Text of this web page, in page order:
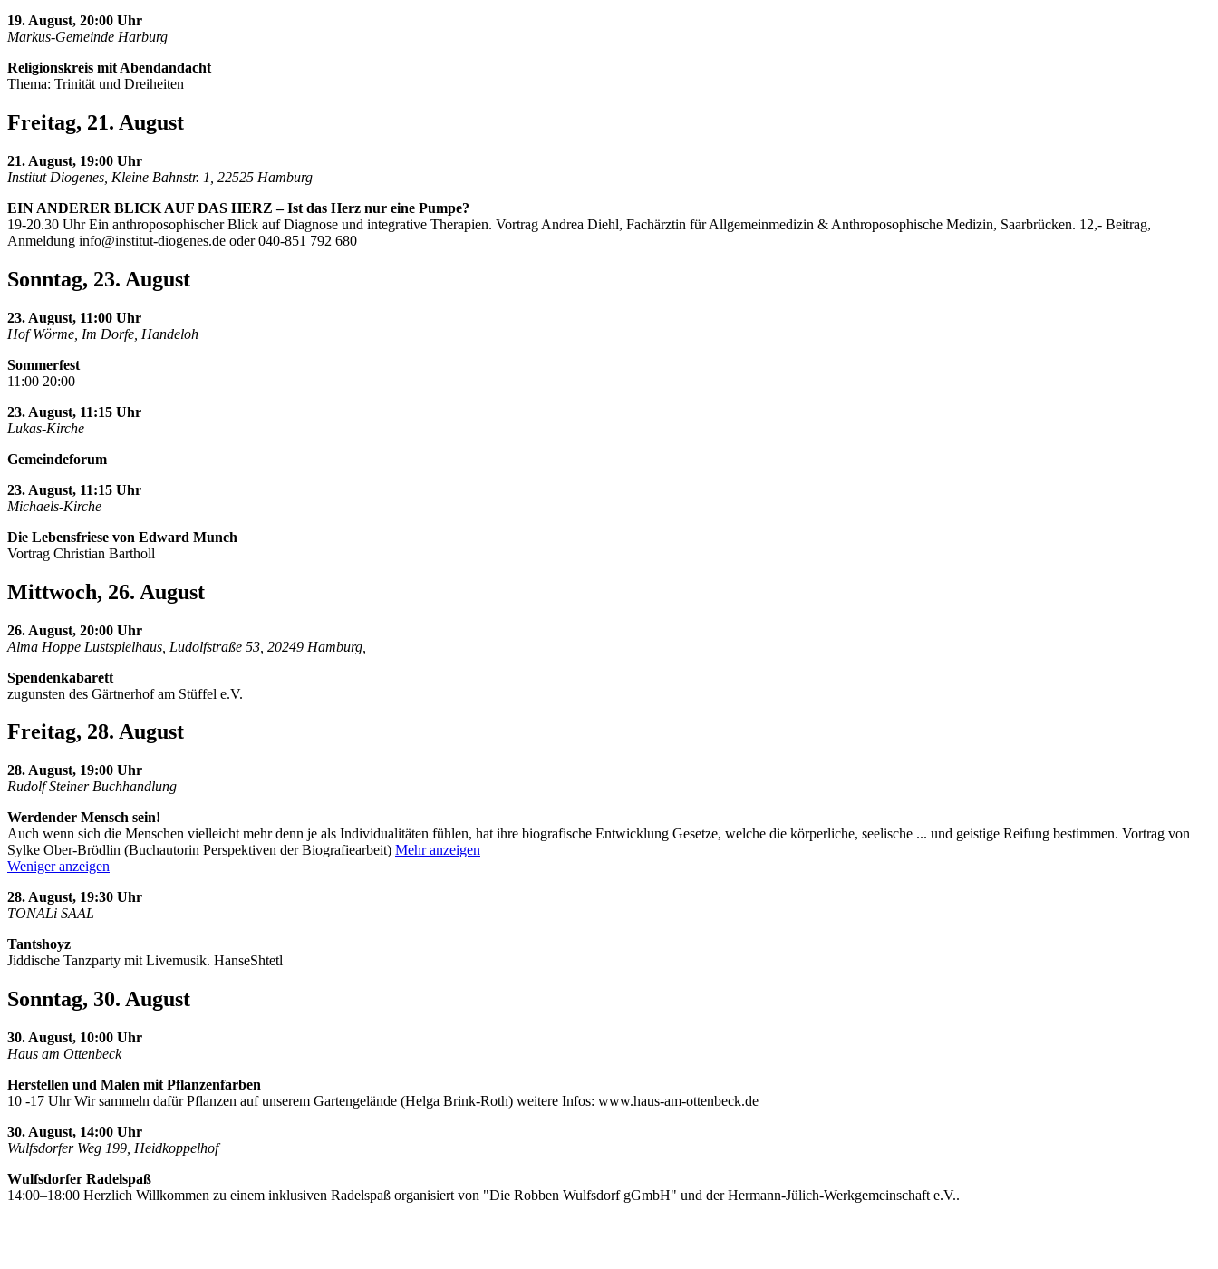
19. August, 20:00 Uhr
Markus-Gemeinde Harburg
Religionskreis mit Abendandacht
Thema: Trinität und Dreiheiten
Freitag, 21. August
21. August, 19:00 Uhr
Institut Diogenes, Kleine Bahnstr. 1, 22525 Hamburg
EIN ANDERER BLICK AUF DAS HERZ – Ist das Herz nur eine Pumpe?
19-20.30 Uhr Ein anthroposophischer Blick auf Diagnose und integrative Therapien. Vortrag Andrea Diehl, Fachärztin für Allgemeinmedizin & Anthroposophische Medizin, Saarbrücken. 12,- Beitrag,
Anmeldung info@institut-diogenes.de oder 040-851 792 680
Sonntag, 23. August
23. August, 11:00 Uhr
Hof Wörme, Im Dorfe, Handeloh
Sommerfest
11:00 20:00
23. August, 11:15 Uhr
Lukas-Kirche
Gemeindeforum
23. August, 11:15 Uhr
Michaels-Kirche
Die Lebensfriese von Edward Munch
Vortrag Christian Bartholl
Mittwoch, 26. August
26. August, 20:00 Uhr
Alma Hoppe Lustspielhaus, Ludolfstraße 53, 20249 Hamburg,
Spendenkabarett
zugunsten des Gärtnerhof am Stüffel e.V.
Freitag, 28. August
28. August, 19:00 Uhr
Rudolf Steiner Buchhandlung
Werdender Mensch sein!
Auch wenn sich die Menschen vielleicht mehr denn je als Individualitäten fühlen, hat ihre biografische Entwicklung Gesetze, welche die körperliche, seelische ... und geistige Reifung bestimmen. Vortrag von
Sylke Ober-Brödlin (Buchautorin Perspektiven der Biografiearbeit) Mehr anzeigen
Weniger anzeigen
28. August, 19:30 Uhr
TONALi SAAL
Tantshoyz
Jiddische Tanzparty mit Livemusik. HanseShtetl
Sonntag, 30. August
30. August, 10:00 Uhr
Haus am Ottenbeck
Herstellen und Malen mit Pflanzenfarben
10 -17 Uhr Wir sammeln dafür Pflanzen auf unserem Gartengelände (Helga Brink-Roth) weitere Infos: www.haus-am-ottenbeck.de
30. August, 14:00 Uhr
Wulfsdorfer Weg 199, Heidkoppelhof
Wulfsdorfer Radelspaß
14:00–18:00 Herzlich Willkommen zu einem inklusiven Radelspaß organisiert von "Die Robben Wulfsdorf gGmbH" und der Hermann-Jülich-Werkgemeinschaft e.V..